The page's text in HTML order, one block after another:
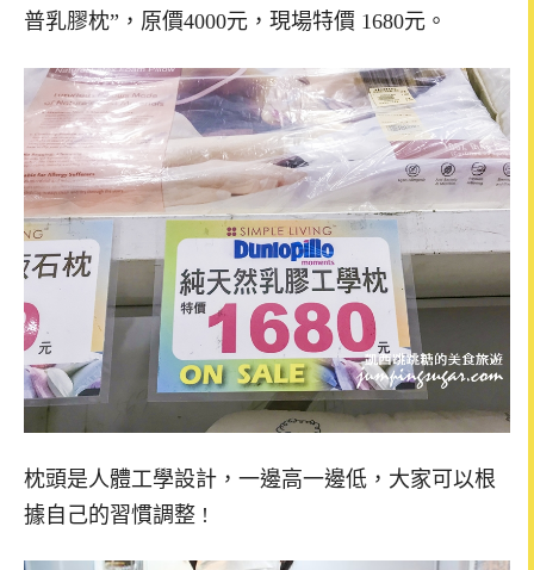
普乳膠枕”，原價4000元，現場特價 1680元。
枕頭是人體工學設計，一邊高一邊低，大家可以根
據自己的習慣調整 !